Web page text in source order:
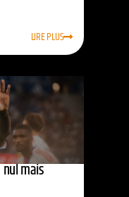
LIRE PLUS
nul mais